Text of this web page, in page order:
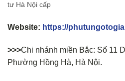
tư Hà Nội cấp
Website: https://
>>>Chi nhánh miền Bắc: Số 11
Phường Hồng Hà, Hà Nội.